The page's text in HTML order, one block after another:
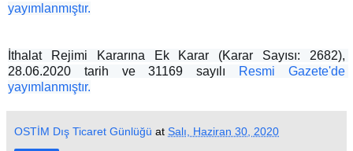
yayımlanmıştır.
İthalat Rejimi Kararına Ek Karar (Karar Sayısı: 2682),
28.06.2020 tarih ve 31169 sayılı
Resmi Gazete'de
yayımlanmıştır.
OSTİM Dış Ticaret Günlüğü at Salı, Haziran 30, 2020